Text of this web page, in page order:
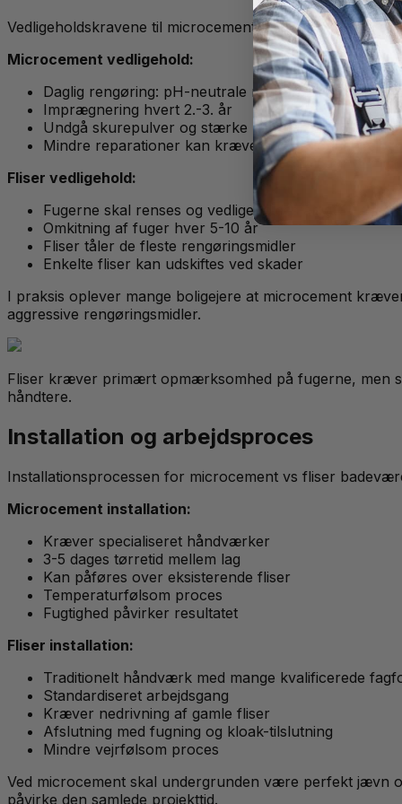
Vedligeholdskravene til microcement vs fliser
Microcement vedligehold:
Daglig rengøring: pH-neutrale rengøringsmidler
Imprægnering hvert 2.-3. år
Undgå skurepulver og stærke kemikalier
Mindre reparationer kan kræve professionel hjælp
Fliser vedligehold:
Fugerne skal renses og vedligeholdes årligt
Omkitning af fuger hver 5-10 år
Fliser tåler de fleste rengøringsmidler
Enkelte fliser kan udskiftes ved skader
I praksis oplever mange boligejere at microcement
aggressive rengøringsmidler.
Fliser kræver primært opmærksomhed på fugerne, men
håndtere.
Installation og arbejdsproces
Installationsprocessen for microcement vs fliser
Microcement installation:
Kræver specialiseret håndværker
3-5 dages tørretid mellem lag
Kan påføres over eksisterende fliser
Temperaturfølsom proces
Fugtighed påvirker resultatet
Fliser installation:
Traditionelt håndværk med mange kvalificerede
Standardiseret arbejdsgang
Kræver nedrivning af gamle fliser
Afslutning med fugning og kloak-tilslutning
Mindre vejrfølsom proces
Ved microcement skal undergrunden være perfekt jævn
påvirke den samlede projekttid.